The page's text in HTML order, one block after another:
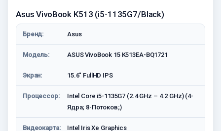
Asus VivoBook K513 (i5-1135G7/Black)
Бренд: Asus
Модель: ASUS VivoBook 15 K513EA-BQ1721
Экран: 15.6" FullHD IPS
Процессор:
Intel Core i5-1135G7 (2.4 GHz – 4.2 GHz) (4-
Ядрa; 8-Потоков;)
Видеокарта: Intel Iris Xe Graphics